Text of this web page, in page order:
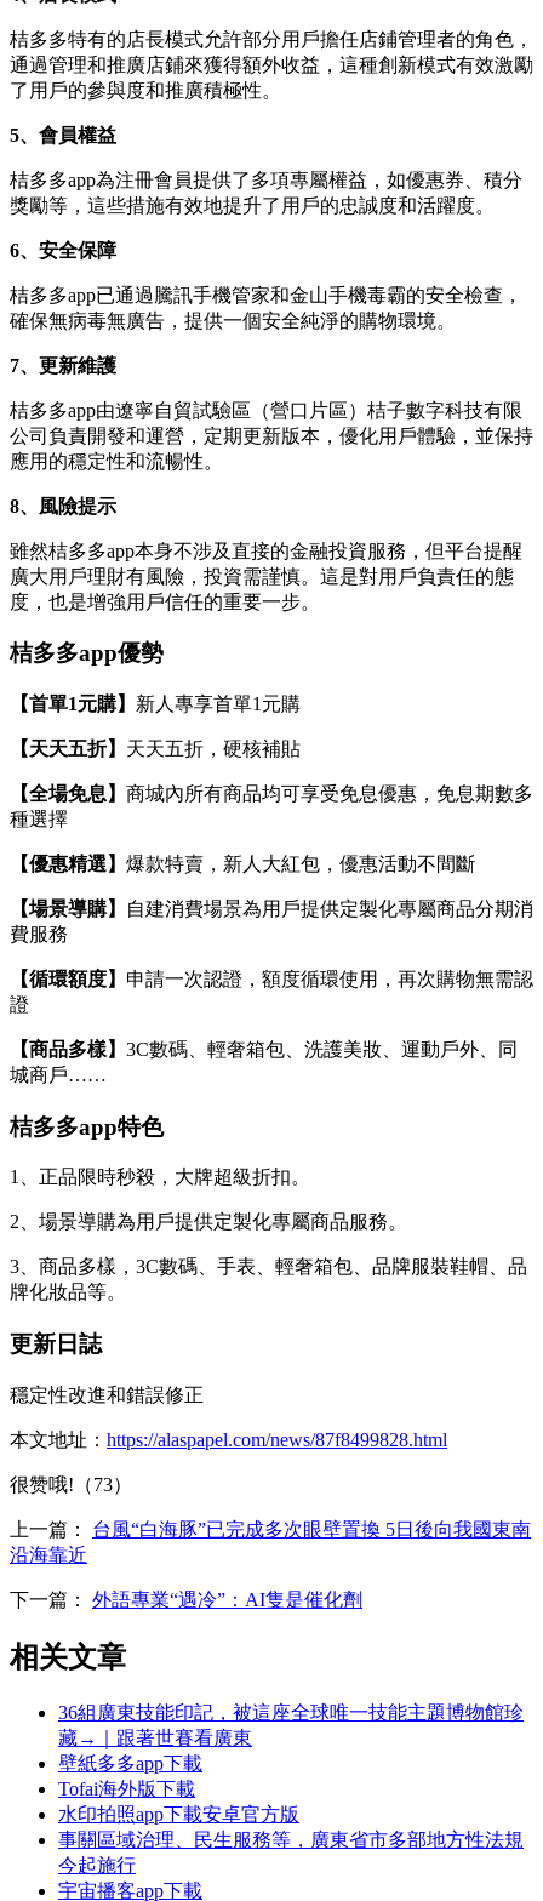
桔多多特有的店長模式允許部分用戶擔任店鋪管理者的角色，
通過管理和推廣店鋪來獲得額外收益，這種創新模式有效激勵
了用戶的參與度和推廣積極性。
5、會員權益
桔多多app為注冊會員提供了多項專屬權益，如優惠券、積分
獎勵等，這些措施有效地提升了用戶的忠誠度和活躍度。
6、安全保障
桔多多app已通過騰訊手機管家和金山手機毒霸的安全檢查，
確保無病毒無廣告，提供一個安全純淨的購物環境。
7、更新維護
桔多多app由遼寧自貿試驗區（營口片區）桔子數字科技有限
公司負責開發和運營，定期更新版本，優化用戶體驗，並保持
應用的穩定性和流暢性。
8、風險提示
雖然桔多多app本身不涉及直接的金融投資服務，但平台提醒
廣大用戶理財有風險，投資需謹慎。這是對用戶負責任的態
度，也是增強用戶信任的重要一步。
桔多多app優勢
【首單1元購】 新人專享首單1元購
【天天五折】 天天五折，硬核補貼
【全場免息】 商城內所有商品均可享受免息優惠，免息期數多
種選擇
【優惠精選】 爆款特賣，新人大紅包，優惠活動不間斷
【場景導購】
自建消費場景為用戶提供定製化專屬商品分期消
費服務
【循環額度】 申請一次認證，額度循環使用，再次購物無需認
證
【商品多樣】 3C數碼、輕奢箱包、洗護美妝、運動戶外、同
城商戶……
桔多多app特色
1、正品限時秒殺，大牌超級折扣。
2、場景導購為用戶提供定製化專屬商品服務。
3、商品多樣，3C數碼、手表、輕奢箱包、品牌服裝鞋帽、品
牌化妝品等。
更新日誌
穩定性改進和錯誤修正
本文地址： https://alaspapel.com/news/87f8499828.html
很赞哦!（73）
上一篇： 台風“白海豚”已完成多次眼壁置換 5日後向我國東南
沿海靠近
下一篇： 外語專業“遇冷”：AI隻是催化劑
相关文章
36組廣東技能印記，被這座全球唯一技能主題博物館珍
藏→｜跟著世賽看廣東
壁紙多多app下載
Tofai海外版下載
水印拍照app下載安卓官方版
事關區域治理、民生服務等，廣東省市多部地方性法規
今起施行
宇宙播客app下載